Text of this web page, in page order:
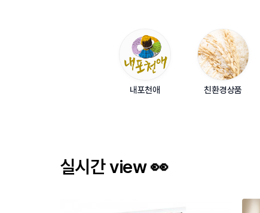
내포천애 친환경상품
실시간 view 👀